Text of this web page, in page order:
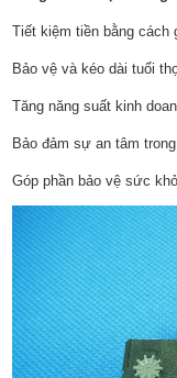
Tiết kiệm tiền bằng cách
Bảo vệ và kéo dài tuổi
Tăng năng suất kinh
Bảo đảm sự an tâm
Góp phần bảo vệ sức